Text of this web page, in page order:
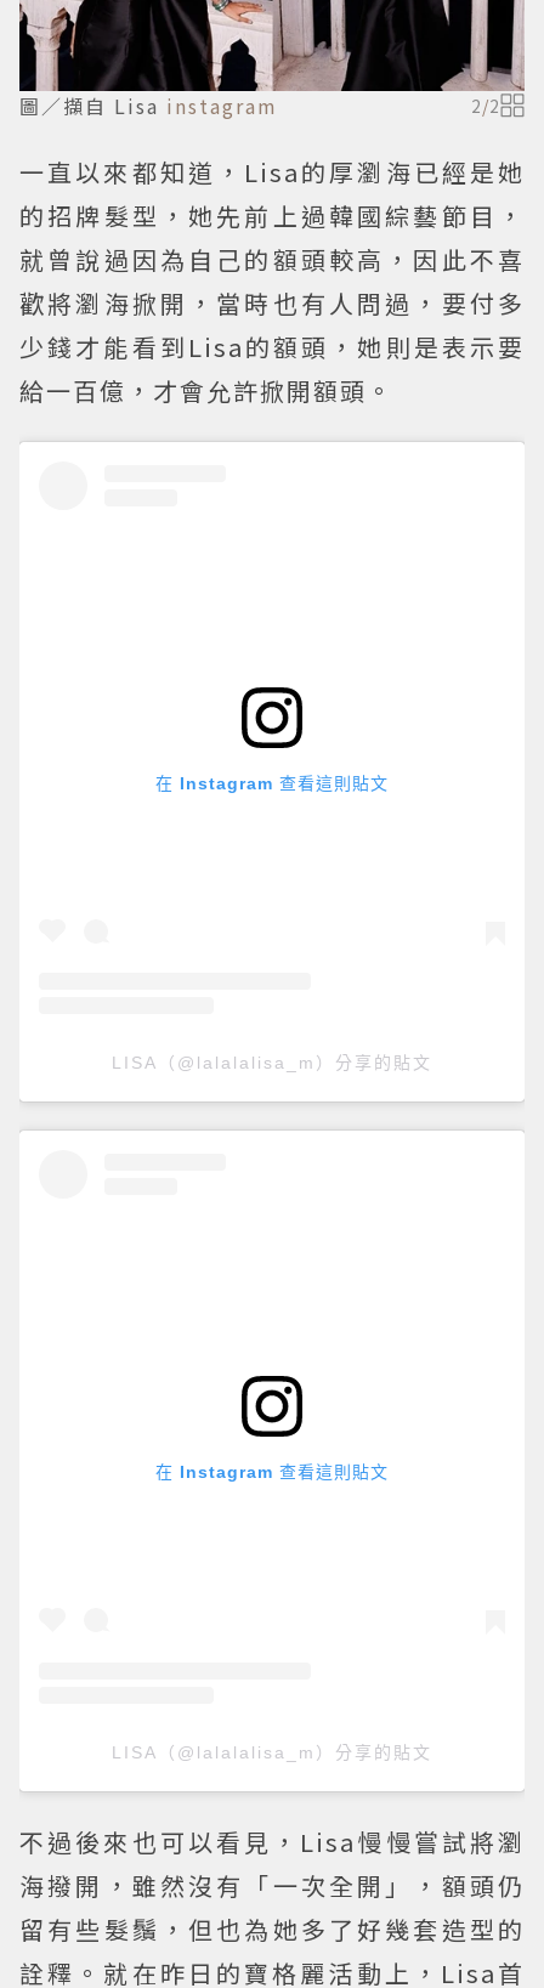
圖／擷自 Lisa instagram 2/2
一直以來都知道，Lisa的厚瀏海已經是她
的招牌髮型，她先前上過韓國綜藝節目，
就曾說過因為自己的額頭較高，因此不喜
歡將瀏海掀開，當時也有人問過，要付多
少錢才能看到Lisa的額頭，她則是表示要
給一百億，才會允許掀開額頭。
在 Instagram 查看這則貼文
LISA（@lalalalisa_m）分享的貼文
在 Instagram 查看這則貼文
LISA（@lalalalisa_m）分享的貼文
不過後來也可以看見，Lisa慢慢嘗試將瀏
海撥開，雖然沒有「一次全開」，額頭仍
留有些髮鬚，但也為她多了好幾套造型的
詮釋。就在昨日的寶格麗活動上，Lisa首